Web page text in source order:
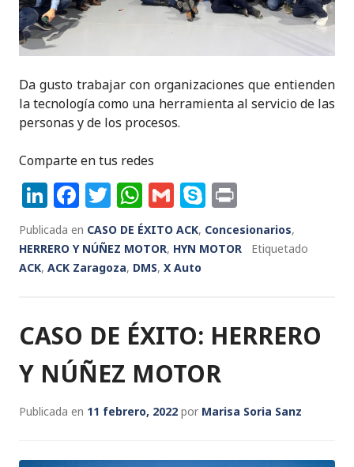
Da gusto trabajar con organizaciones que entienden
la tecnología como una herramienta al servicio de las
personas y de los procesos.
Comparte en tus redes
Li
n
k
e
n
F
a
c
e
o
o
k
T
w
it
te
W
h
a
ts
p
p
G
m
ai
l
S
k
y
ri
n
Publicada en CASO DE ÉXITO ACK, Concesionarios,
HERRERO Y NÚÑEZ MOTOR, HYN MOTOR
Etiquetado
ACK, ACK Zaragoza, DMS, X Auto
CASO DE ÉXITO: HERRERO
Y NÚÑEZ MOTOR
Publicada en 11 febrero, 2022 por Marisa Soria Sanz